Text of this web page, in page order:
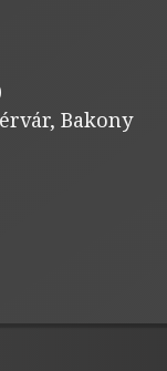
Bakony